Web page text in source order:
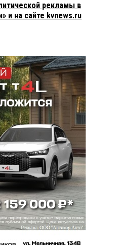
рекламы в
и на сайте kvnews.ru